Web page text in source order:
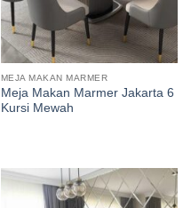
MEJA MAKAN MARMER
Meja Makan Marmer Jakarta 6
Kursi Mewah